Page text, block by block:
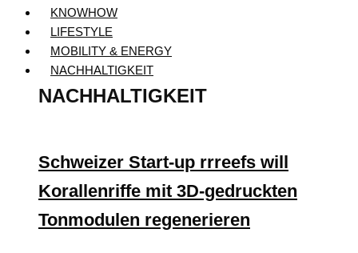
KNOWHOW
LIFESTYLE
MOBILITY & ENERGY
NACHHALTIGKEIT
NACHHALTIGKEIT
Schweizer Start-up rrreefs will
Korallenriffe mit 3D-gedruckten
Tonmodulen regenerieren